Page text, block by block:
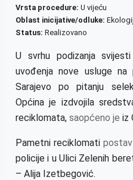
Vrsta procedure: U vijeću
Oblast inicijative/odluke:
Status: Realizovano
U svrhu podizanja
uvođenja nove usluge na
Sarajevo po pitanju
Općina je izdvojila
reciklomata, saopćeno je iz
Pametni reciklomati
policije i u Ulici Zelenih
– Alija Izetbegović.